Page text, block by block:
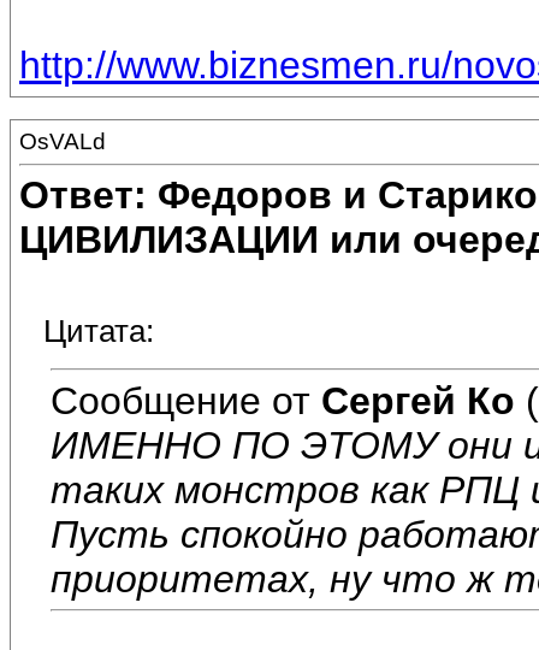
http://www.biznesmen.ru/
OsVALd
Ответ: Федоров и
ЦИВИЛИЗАЦИИ или
Цитата:
Сообщение от Сергей Ко
ИМЕННО ПО ЭТОМУ они и
таких монстров как РПЦ
Пусть спокойно
приоритетах, ну что ж